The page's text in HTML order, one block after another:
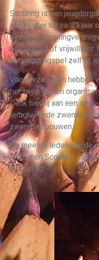
Scouting is een
van kleuter tot ca. 21 jaar
binnen je
bestuurslid of vrijwilliger.
het scoutingspel zelf té
Voor deze leden hebben
per twee weken
Denk hierbij aan een
terugkerende
zwembad bouwen.
De meeste leden van de
rol binnen Scouting Jan
leeftijd lid.